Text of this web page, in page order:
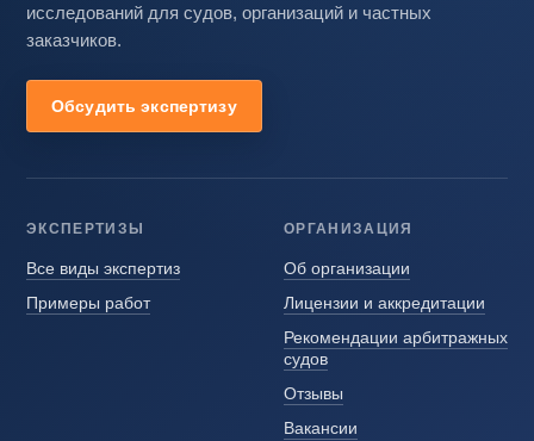
исследований для судов, организаций и частных
заказчиков.
Обсудить экспертизу
ЭКСПЕРТИЗЫ
Все виды экспертиз
Примеры работ
ОРГАНИЗАЦИЯ
Об организации
Лицензии и аккредитации
Рекомендации арбитражных
судов
Отзывы
Вакансии